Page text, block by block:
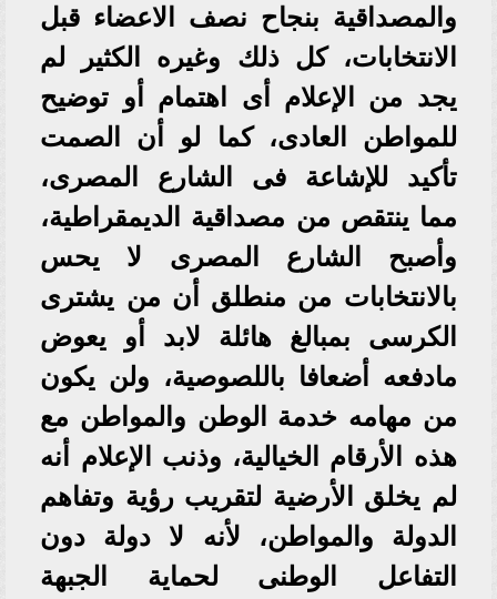
والمصداقية بنجاح نصف الاعضاء قبل
الانتخابات، كل ذلك وغيره الكثير لم
يجد من الإعلام أى اهتمام أو توضيح
للمواطن العادى، كما لو أن الصمت
تأكيد للإشاعة فى الشارع المصرى،
مما ينتقص من مصداقية الديمقراطية،
وأصبح الشارع المصرى لا يحس
بالانتخابات من منطلق أن من يشترى
الكرسى بمبالغ هائلة لابد أو يعوض
مادفعه أضعافا باللصوصية، ولن يكون
من مهامه خدمة الوطن والمواطن مع
هذه الأرقام الخيالية، وذنب الإعلام أنه
لم يخلق الأرضية لتقريب رؤية وتفاهم
الدولة والمواطن، لأنه لا دولة دون
التفاعل الوطنى لحماية الجبهة